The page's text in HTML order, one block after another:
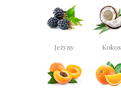
Jeżyny Kokos